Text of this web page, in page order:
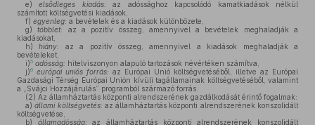
e)
elsődleges kiadás: az adóssághoz kapcsolódó kamatkiadások nélkül
számított költségvetési kiadások,
f) egyenleg: a bevételek és a kiadások különbözete,
g)
többlet:
az a pozitív összeg, amennyivel a bevételek meghaladják a
kiadásokat,
h)
hiány:
az a pozitív összeg, amennyivel a kiadások meghaladják a
bevételeket,
i)5 adósság: hitelviszonyon alapuló tartozások névértéken számítva,
j)6 európai uniós forrás: az Európai Unió költségvetéséből, illetve az Európai
Gazdasági Térség Európai Unión kívüli tagállamainak költségvetéséből, valamint
a „Svájci Hozzájárulás” programból származó forrás.
(2) Az államháztartás központi alrendszerének gazdálkodását érintő fogalmak:
a) állami költségvetés: az államháztartás központi alrendszerének konszolidált
költségvetése,
b)
államadósság: az államháztartás központi alrendszerének konszolidált